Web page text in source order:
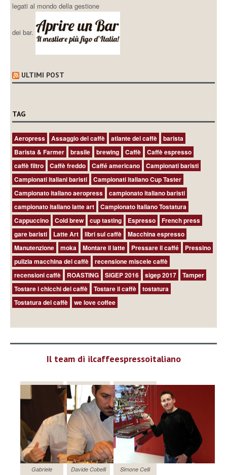
legati al mondo della gestione
dei bar.
ULTIMI POST
TAG
Aeropress Assaggio del caffè atlante del caffè
barista
Barista & Farmer
brasile brewing Caffè
Caffè espresso
caffè filtro
Caffè freddo Caffé americano
Campionati baristi
Campionati italiani baristi
Campionati italiano Cup Taster
Campionato italiano aeropress
campionato italiano baristi
campionato italiano latte art
Campionato Italiano Tostatura
Cappuccino
Cold brew cup tasting Espresso
French press
gare baristi
Latte Art libri sul caffè
Macchina espresso
Manutenzione
moka Montare il latte Pressare il caffé
Pressino
pulizia macchina del caffè
recensione miscele caffè
recensioni caffè
ROASTING SIGEP 2016 sigep 2017
Tamper
Tostare i chicchi del caffè
Tostare il caffè
tostatura
Tostatura del caffè
we love coffee
Il team di ilcaffeespressoitaliano
Gabriele
Davide Cobelli Simone Celli